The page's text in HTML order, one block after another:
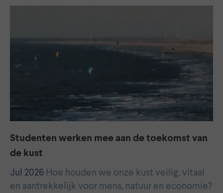
Studenten werken mee aan de toekomst van
de kust
Jul 2026 Hoe houden we onze kust veilig, vitaal
en aantrekkelijk voor mens, natuur en economie?